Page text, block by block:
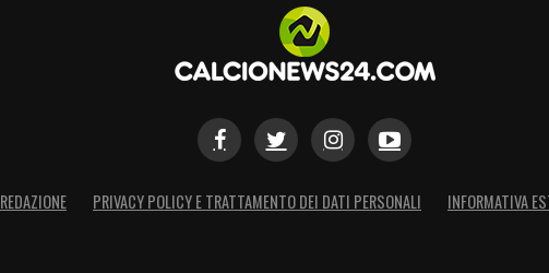
REDAZIONE PRIVACY POLICY E TRATTAMENTO DEI DATI PERSONALI INFORMATIVA